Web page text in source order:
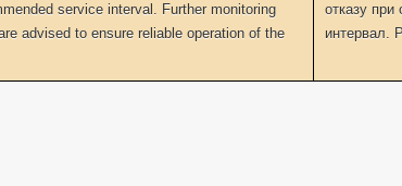
service interval. Further monitoring
advised to ensure reliable operation of the
отказу при
интервал.